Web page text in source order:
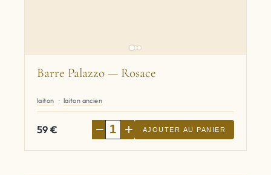
Barre Palazzo — Rosace
laiton laiton ancien
59€ − + AJOUTER AU PANIER